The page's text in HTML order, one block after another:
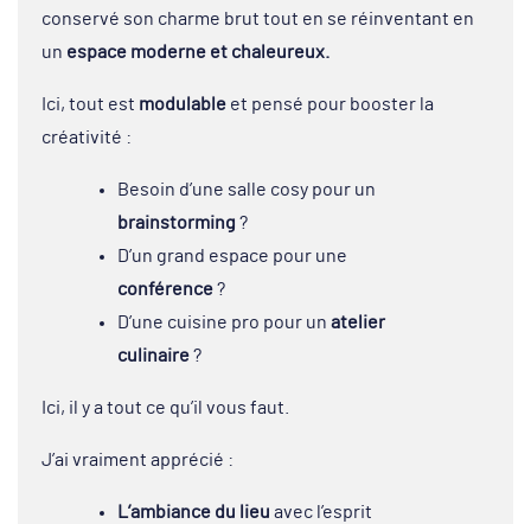
conservé son charme brut tout en se réinventant en
un espace moderne et chaleureux.
Ici, tout est modulable et pensé pour booster la
créativité :
Besoin d’une salle cosy pour un
brainstorming ?
D’un grand espace pour une
conférence?
D’une cuisine pro pour un atelier
culinaire?
Ici, il y a tout ce qu’il vous faut.
J’ai vraiment apprécié :
L’ambiance du lieu avec l’esprit